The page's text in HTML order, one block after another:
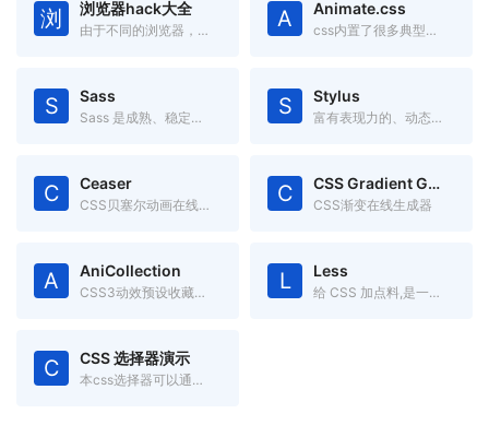
浏 浏览器hack大全
由于不同的浏览器，对CSS的解析认识不一样，因此会导致生成的页面效果不一样，于是就有了针对不同的浏览器写不同的CSS code A Animate.css
css内置了很多典型的css3动画,兼容性好使用方便。
S Sass
Sass 是成熟、稳定、强大的 CSS 扩展语言。 S Stylus
富有表现力的、动态的、健壮的CSS
C Ceaser
CSS贝塞尔动画在线调试工具 C CSS Gradient Generator
CSS渐变在线生成器
A AniCollection
CSS3动效预设收藏集合 L Less
给 CSS 加点料,是一门向后兼容的 CSS 扩展语言。
C CSS 选择器演示
本css选择器可以通过本页面直观的理解 CSS 选择器的作用区域